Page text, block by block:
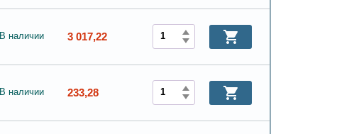
В наличии 3 017,22
В наличии 233,28